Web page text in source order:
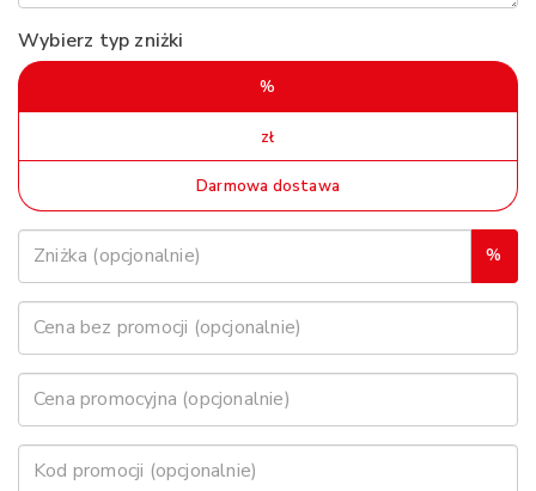
Wybierz typ zniżki
%
zł
Darmowa dostawa
%